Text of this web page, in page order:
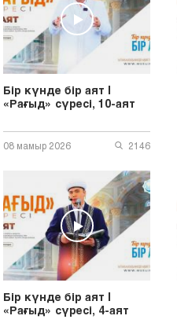
Бір күнде бір аят |
«Рағыд» сүресі, 10-аят
08 мамыр 2026 2146
Бір күнде бір аят |
«Рағыд» сүресі, 4-аят